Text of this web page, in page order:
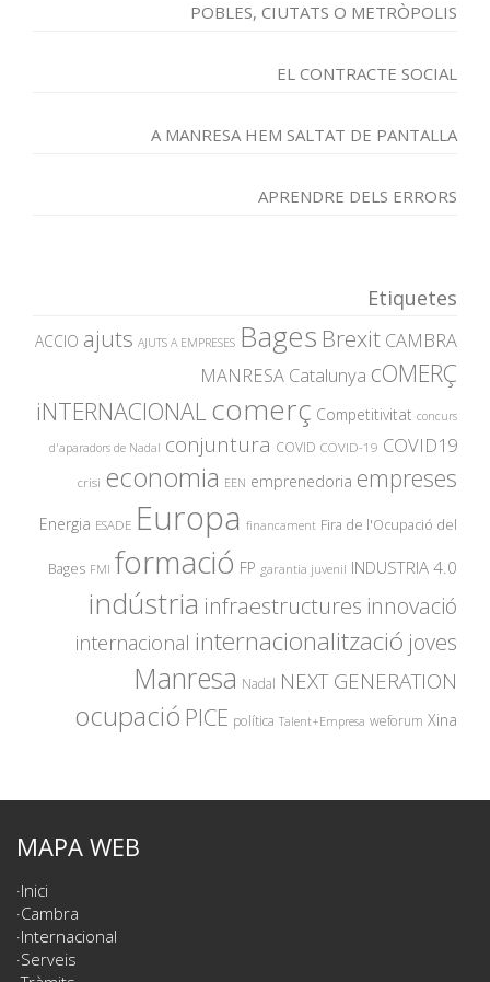
POBLES, CIUTATS O METRÒPOLIS
EL CONTRACTE SOCIAL
A MANRESA HEM SALTAT DE PANTALLA
APRENDRE DELS ERRORS
Etiquetes
ACCIO ajuts AJUTS A EMPRESES Bages Brexit CAMBRA
MANRESA Catalunya cOMERÇ
iNTERNACIONAL comerç Competitivitat concurs
d'aparadors de Nadal conjuntura COVID COVID-19 COVID19
crisi economia EEN emprenedoria empreses
Energia ESADE Europa financament Fira de l'Ocupació del
Bages FMI formació FP garantia juvenil INDUSTRIA 4.0
indústria infraestructures innovació
internacional internacionalització joves
Manresa Nadal NEXT GENERATION
ocupació PICE política Talent+Empresa weforum Xina
MAPA WEB
Inici
Cambra
Internacional
Serveis